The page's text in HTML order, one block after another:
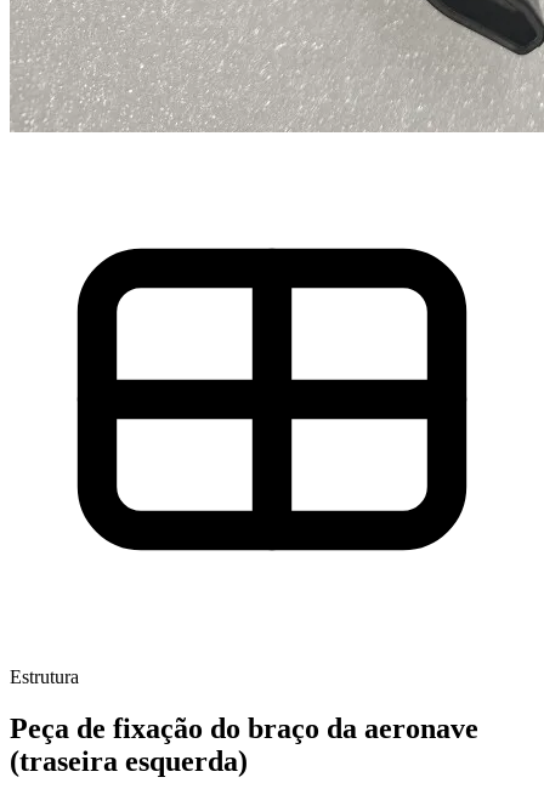
Estrutura
Peça de fixação do braço da aeronave
(traseira esquerda)